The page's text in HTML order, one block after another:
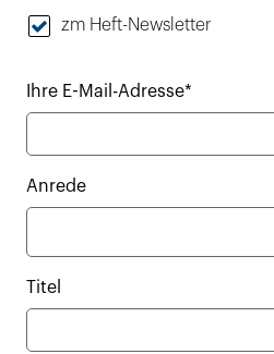
zm Heft-Newsletter
Ihre E-Mail-Adresse*
Anrede
Titel